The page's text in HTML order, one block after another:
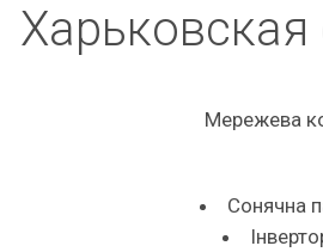
Харьковская
Мережева
Сонячна